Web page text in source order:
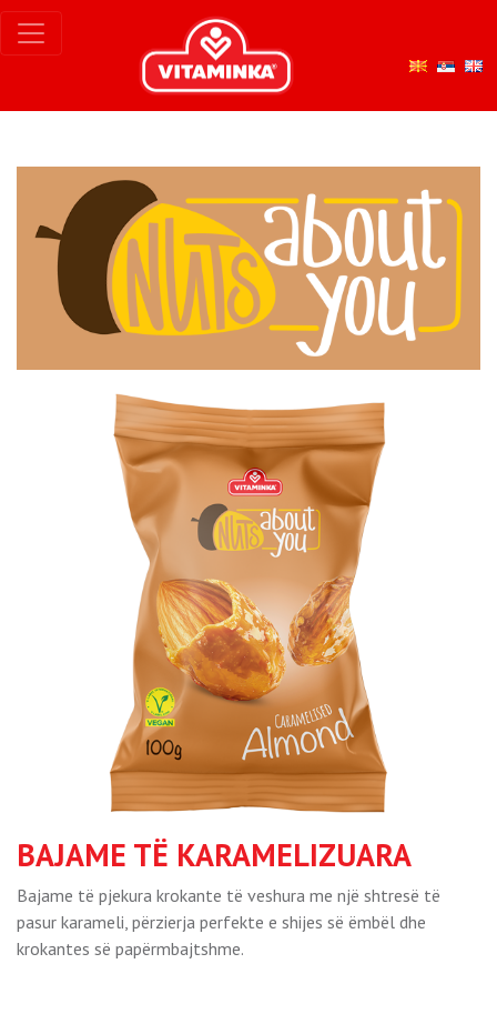
BAJAME TË KARAMELIZUARA
Bajame të pjekura krokante të veshura me një shtresë të
pasur karameli, përzierja perfekte e shijes së ëmbël dhe
krokantes së papërmbajtshme.